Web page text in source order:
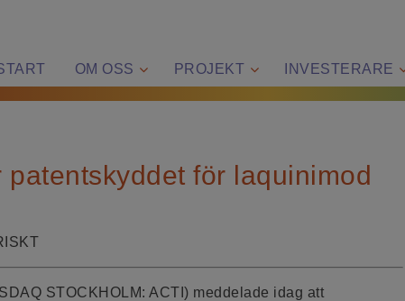
OM OSS PROJEKT INVESTERARE
för laquinimod
STOCKHOLM: ACTI) meddelade idag att